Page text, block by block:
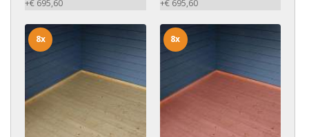
+€ 695,60
+€ 695,60
8x 8x